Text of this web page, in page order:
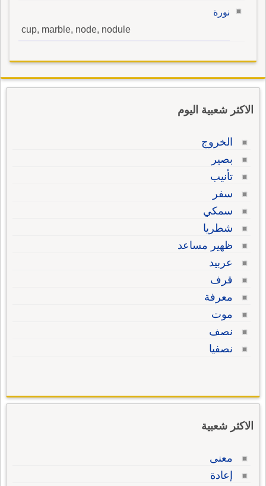
نورة
cup, marble, node, nodule
الاكثر شعبية اليوم
الخروج
بصير
تأنيب
سفر
سمكي
شطريا
ظهير مساعد
عربيد
قرف
معرفة
موت
نصف
نصفيا
الاكثر شعبية
معنى
إعادة